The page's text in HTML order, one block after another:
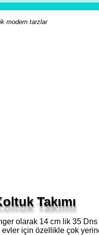
modern tarzlar
Takımı
olarak 14 cm lik 35
evler için özellikle çok